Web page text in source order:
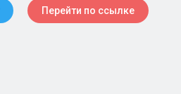
Перейти по ссылке